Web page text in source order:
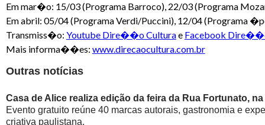
Em mar�o: 15/03 (Programa Barroco), 22/03 (Programa
Em abril: 05/04 (Programa Verdi/Puccini), 12/04 (Programa
Transmiss�o: Youtube Dire��o Culturae Facebook
Mais informa��es: www.direcaocultura.com.br
Outras notícias
Casa de Alice realiza edição da feira da Rua Fortunato,
Evento gratuito reúne 40 marcas autorais, gastronomia e
criativa paulistana.